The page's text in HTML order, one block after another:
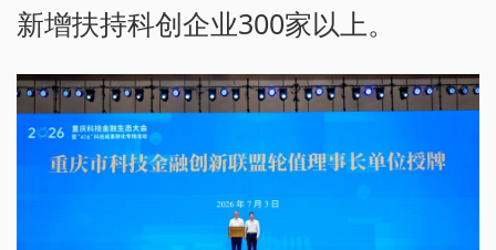
新增扶持科创企业300家以上。